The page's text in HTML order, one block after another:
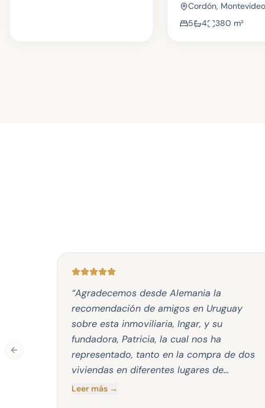
Cordón, Montevideo
5
4 380 m²
“Agradecemos desde Alemania la
recomendación de amigos en Uruguay
sobre esta inmoviliaria, Ingar, y su
fundadora, Patricia, la cual nos ha
representado, tanto en la compra de dos
viviendas en diferentes lugares de
Montevideo, los arrendamientos de las
Leer más →
Previous slide